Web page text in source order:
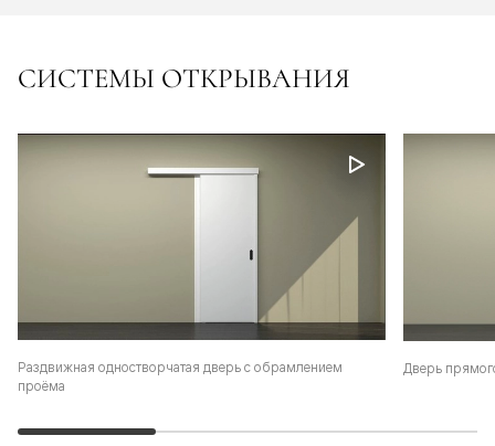
СИСТЕМЫ ОТКРЫВАНИЯ
Раздвижная одностворчатая дверь с обрамлением
проёма
Дверь